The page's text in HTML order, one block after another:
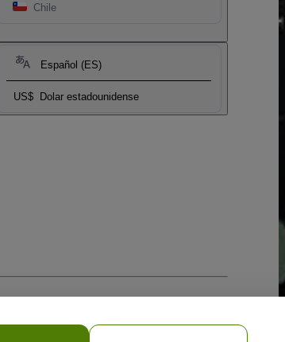
Chile
Español (ES)
US$ Dolar estadounidense
para Móviles